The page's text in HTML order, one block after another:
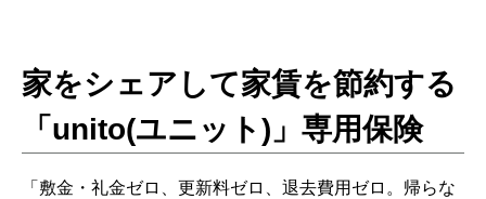
家をシェアして家賃を節約する
「unito(ユニット)」専用保険
「敷金・礼金ゼロ、更新料ゼロ、退去費用ゼロ。帰らな